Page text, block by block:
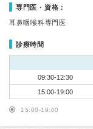
専門医・資格：
耳鼻咽喉科専門医
診療時間
09:30-12:30
15:00-19:00
15:00-19:00